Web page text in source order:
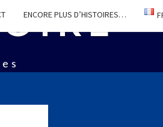
ENCORE PLUS D’HISTOIRES…